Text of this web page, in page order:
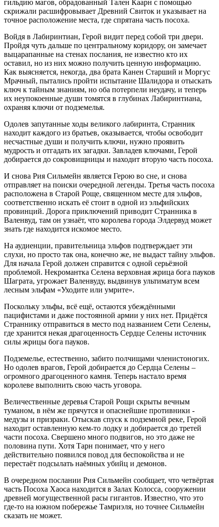
гильдию магов, обрадованный Тален Каарн с помощью
скрижали расшифровывает Древний Свиток и указывает на
точное расположение места, где спрятана часть посоха.
Войдя в Лабиринтиан, Герой видит перед собой три двери.
Пройдя чуть дальше по центральному коридору, он замечает
выцарапанные на стенах послания, не известно кто их
оставил, но из них можно получить ценную информацию.
Как выясняется, некогда, два брата Канен Старший и Моргус
Мрачный, пытались пройти испытание Шалидора и отыскать
ключ к тайным знаниям, но оба потерпели неудачу, и теперь
их неупокоенные души томятся в глубинах Лабиринтиана,
охраняя ключи от подземелья.
Одолев запутанные ходы великого лабиринта, Странник
находит каждого из братьев, оказывается, чтобы освободит
несчастные души и получить ключи, нужно проявить
мудрость и отгадать их загадки. Завладев ключами, Герой
добирается до сокровищницы и находит вторую часть посоха.
И снова Рия Сильмейн является Герою во сне, и снова
отправляет на поиски очередной легенды. Третья часть посоха
расположена в Старой Роще, священном месте для эльфов,
соответственно искать её стоит в одной из эльфийских
провинций. Дорога приключений приводит Странника в
Валенвуд, там он узнаёт, что королева города Элдервуд может
знать где находится искомое место.
На аудиенции, правительница эльфов подтверждает эти
слухи, но просто так она, конечно же, не выдаст тайну эльфов.
Для начала Герой должен справится с одной серьёзной
проблемой. Некромантка Селена верховная жрица бога пауков
Шаграта, угрожает Валенвуду, выдвинув ультиматум всем
лесным эльфам «Уходите или умрите».
Поскольку эльфы, всё ещё, остаются убеждёнными
пацифистами и даже постоянной армии у них нет. Придётся
Страннику отправиться в место под названием Сети Селены,
где хранится некая драгоценность Сердце Селены источник
силы жрицы бога пауков.
Подземелье, естественно, забито полчищами членистоногих.
Но одолев врагов, Герой добирается до Сердца Селены –
огромного драгоценного камня. Теперь настало время
королеве выполнить свою часть уговора.
Величественные деревья Старой Рощи скрыты вечным
туманом, в нём же прячутся и опаснейшие противники -
медузы и призраки. Отыскав спуск к подземной реке, Герой
находит оставленную кем-то лодку и добирается до третей
части посоха. Свершено много подвигов, но это даже не
половина пути. Хотя Тарн понимает, что у него
действительно появился повод для беспокойства и не
перестаёт подсылать наёмных убийц и демонов.
В очередном послании Рия Сильмейн сообщает, что четвёртая
часть Посоха Хаоса находится в Залах Колосса, сооружении
древней могущественной расы гигантов. Известно, что это
где-то на южном побережье Тамриэля, но точнее Сильмейн
сказать не может.